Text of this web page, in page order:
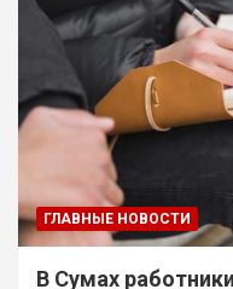
ГЛАВНЫЕ НОВОСТИ
В Сумах